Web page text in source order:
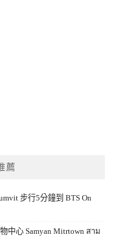
薦
步行5分鐘到 BTS On
中心 Samyan Mitrtown สาม